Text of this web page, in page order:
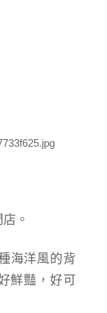
。
海洋風的背
鮮豔，好可